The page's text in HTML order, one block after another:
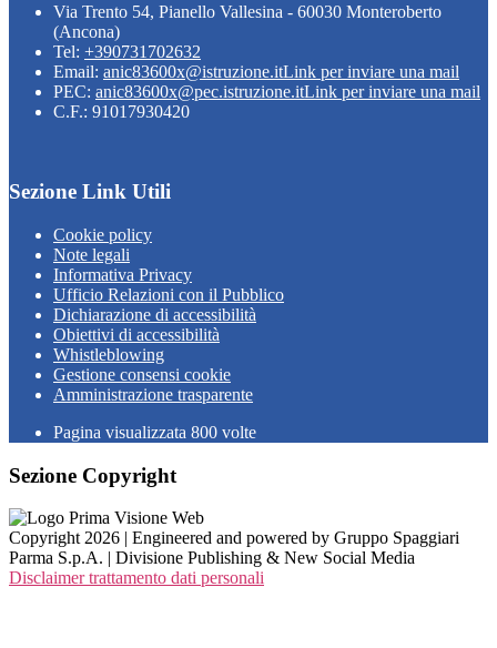
Via Trento 54, Pianello Vallesina - 60030 Monteroberto
(Ancona)
Tel: +390731702632
Email: anic83600x@istruzione.itLink per inviare una mail
PEC: anic83600x@pec.istruzione.itLink per inviare una mail
C.F.: 91017930420
Sezione Link Utili
Cookie policy
Note legali
Informativa Privacy
Ufficio Relazioni con il Pubblico
Dichiarazione di accessibilità
Obiettivi di accessibilità
Whistleblowing
Gestione consensi cookie
Amministrazione trasparente
Pagina visualizzata 800 volte
Sezione Copyright
Copyright 2026 | Engineered and powered by Gruppo Spaggiari
Parma S.p.A. | Divisione Publishing & New Social Media
Disclaimer trattamento dati personali